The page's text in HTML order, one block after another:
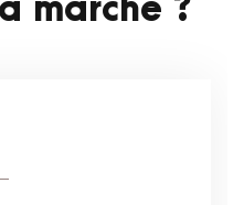
marche ?